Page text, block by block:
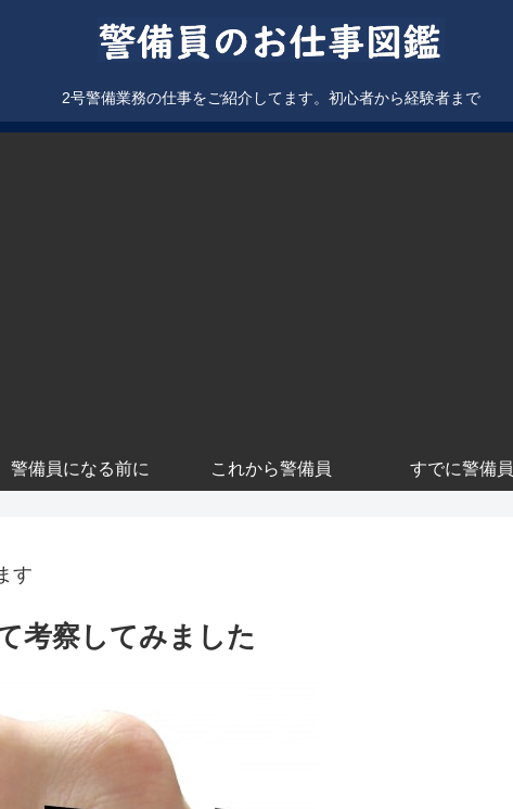
2号警備業務の仕事をご紹介してます。初心者から経験者まで
警備員になる前に これから警備員 すでに警備員
す
考察してみました